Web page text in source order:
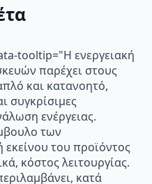
tooltip="Η ενεργειακή
παρέχει στους
και κατανοητό,
συγκρίσιμες
ενέργειας.
των
του προϊόντος
κόστος λειτουργίας.
κατά